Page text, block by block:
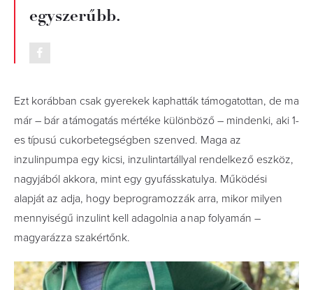
egyszerűbb.
Ezt korábban csak gyerekek kaphatták támogatottan, de ma
már – bár a támogatás mértéke különböző – mindenki, aki 1-
es típusú cukorbetegségben szenved. Maga az
inzulinpumpa egy kicsi, inzulintartállyal rendelkező eszköz,
nagyjából akkora, mint egy gyufásskatulya. Működési
alapját az adja, hogy beprogramozzák arra, mikor milyen
mennyiségű inzulint kell adagolnia a nap folyamán –
magyarázza szakértőnk.